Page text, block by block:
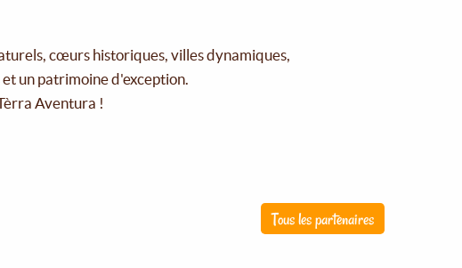
cœurs historiques, villes dynamiques,
un patrimoine d'exception.
Aventura !
Tous les partenaires